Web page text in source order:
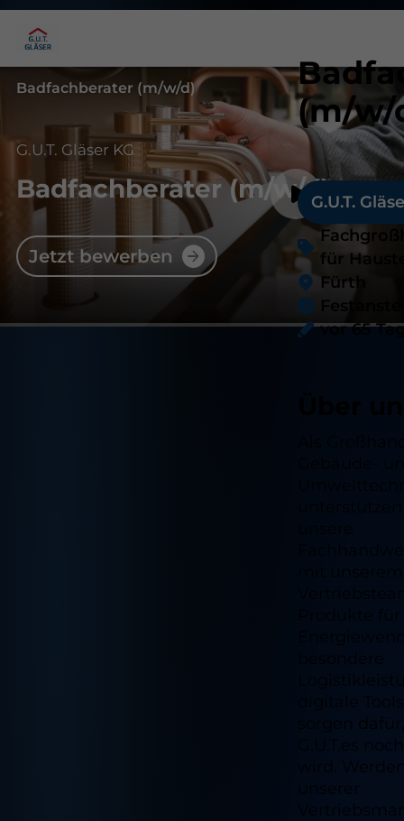
Badfachberater (m/w/d)
G.U.T. Gläser KG
Badfachberater(m/w/d)
Jetzt bewerben
(m/w/
G.U.T.
für
Fürth
vor 65
besondere
digitale
sorgen
G.U.T.es
wird.
unserer